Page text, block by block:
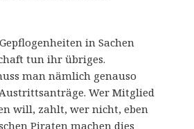
in Sachen
tun ihr übriges.
man nämlich genauso
Wer Mitglied
will, zahlt, wer nicht, eben
Piraten machen dies